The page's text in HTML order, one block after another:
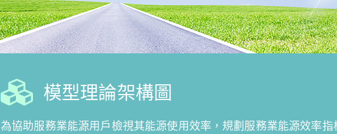
模型理論架構圖
為協助服務業能源用戶檢視其能源使用效率，規劃服務業能源效率